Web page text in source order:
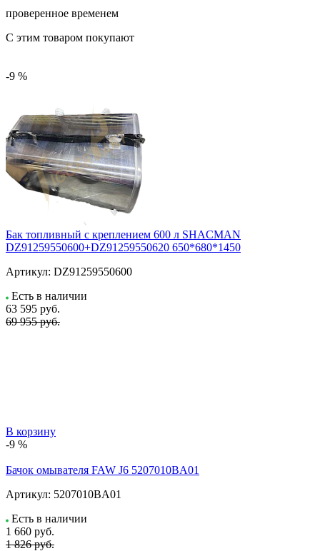
проверенное временем
С этим товаром покупают
-9 %
Бак топливный с креплением 600 л SHACMAN
DZ91259550600+DZ91259550620 650*680*1450
Артикул: DZ91259550600
Есть в наличии
63 595 руб.
69 955 руб.
В корзину
-9 %
Бачок омывателя FAW J6 5207010BA01
Артикул: 5207010BA01
Есть в наличии
1 660 руб.
1 826 руб.